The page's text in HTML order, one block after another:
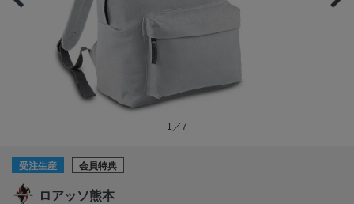
1／7
受注生産 会員特典
ロアッソ熊本